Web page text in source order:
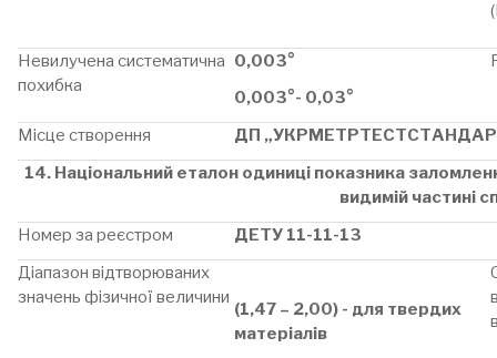
Невилучена систематична
похибка
0,003°
0,003°- 0,03°
Місце створення
ДП
14. Національний еталон одиниці показника
видимій частині
Номер за реєстром
ДЕТУ 11-11-13
Діапазон відтворюваних
значень фізичної величини
(1,47 – 2,00) - для твердих
матеріалів